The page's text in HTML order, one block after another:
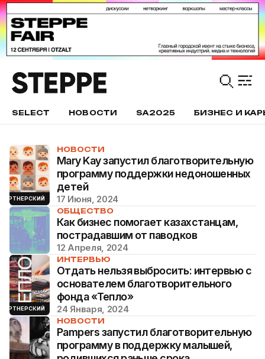
SELECT НОВОСТИ SA2025 БИЗНЕС И
ПАРТНЕРСКИЙ
НОВОСТИ
Mary Kay запустил благотворительную
программу поддержки недоношенных
детей
17 Июня, 2024
ОБЩЕСТВО
Как бизнес помогает казахстанцам,
пострадавшим от паводков
12 Апреля, 2024
ПАРТНЕРСКИЙ
ИНТЕРВЬЮ
Отдать нельзя выбросить: интервью с
основателем благотворительного
фонда «Тепло»
24 Января, 2024
НОВОСТИ
Pampers запустил благотворительную
программу в поддержку малышей,